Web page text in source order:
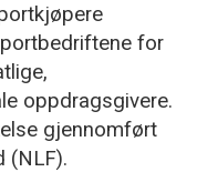
for
oppdragsgivere.
gjennomført
(NLF).